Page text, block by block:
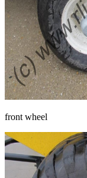
front wheel